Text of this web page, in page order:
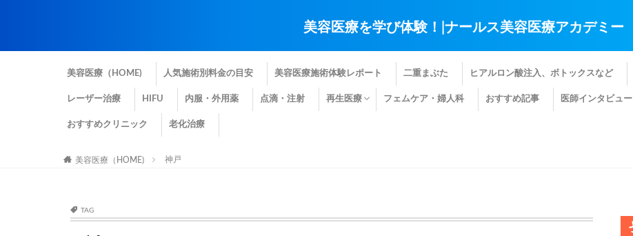
美容医療を学び体験！|ナールス美容医療アカデミー
美容医療（HOME) 人気施術別料金の目安 美容医療施術体験レポート 二重まぶた ヒアルロン酸注入、ボトックスなど
レーザー治療 HIFU 内服・外用薬 点滴・注射 再生医療 フェムケア・婦人科 おすすめ記事 医師インタビュー
おすすめクリニック 老化治療
美容医療（HOME) 神戸
TAG